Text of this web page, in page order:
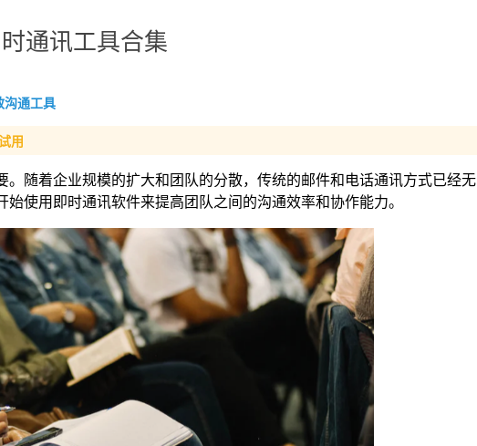
通讯工具合集
沟通工具
用
随着企业规模的扩大和团队的分散，传统的邮件和电话通讯方式已经无
使用即时通讯软件来提高团队之间的沟通效率和协作能力。